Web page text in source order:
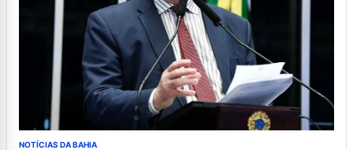
NOTÍCIAS DA BAHIA